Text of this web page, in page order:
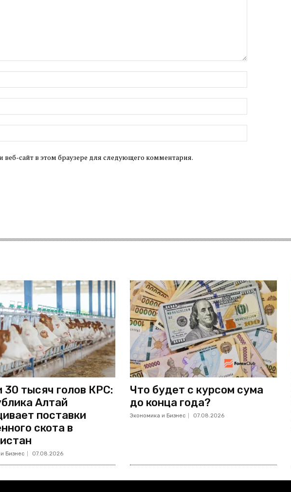
почта:*
Сайт:
сайт в этом браузере для следующего комментария.
30 тысяч голов КРС:
Алтай
поставки
скота в
Бизнес 07.08.2026
Что будет с курсом сума
до конца года?
Экономика и Бизнес 07.08.2026